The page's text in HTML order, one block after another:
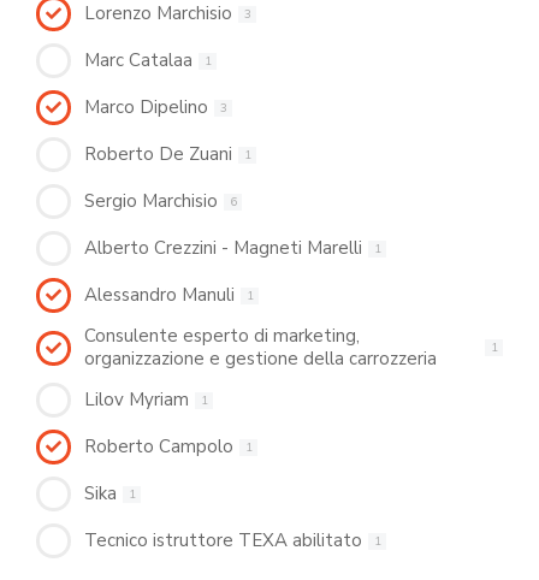
Lorenzo Marchisio 3
Marc Catalaa 1
Marco Dipelino 3
Roberto De Zuani 1
Sergio Marchisio 6
Alberto Crezzini - Magneti Marelli 1
Alessandro Manuli 1
Consulente esperto di marketing,
organizzazione e gestione della carrozzeria
1
Lilov Myriam 1
Roberto Campolo 1
Sika 1
Tecnico istruttore TEXA abilitato 1